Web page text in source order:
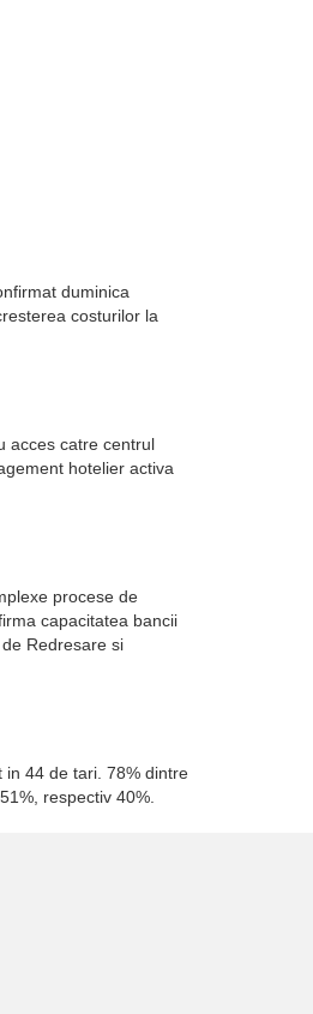
duminica
costurilor la
acces catre centrul
hotelier activa
procese de
capacitatea bancii
Redresare si
in 44 de tari. 78% dintre
respectiv 40%.